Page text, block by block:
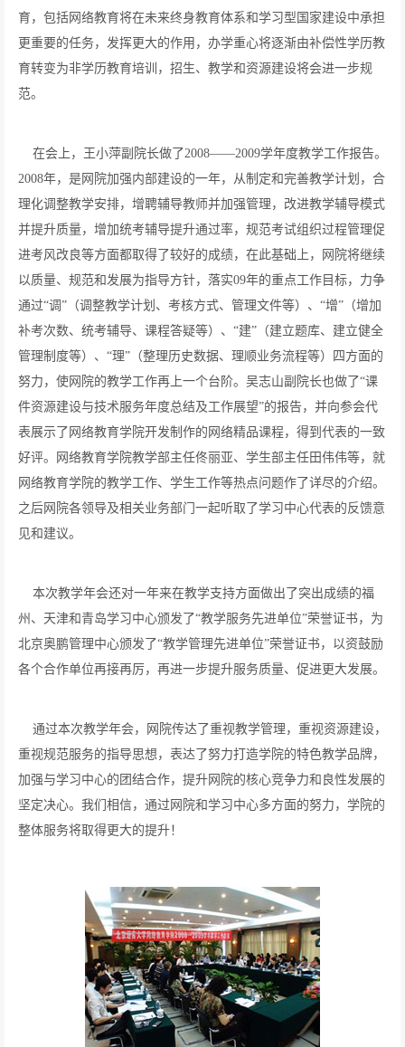
育，包括网络教育将在未来终身教育体系和学习型国家建设中承担
更重要的任务，发挥更大的作用，办学重心将逐渐由补偿性学历教
育转变为非学历教育培训，招生、教学和资源建设将会进一步规
范。
在会上，王小萍副院长做了2008——2009学年度教学工作报告。
2008年，是网院加强内部建设的一年，从制定和完善教学计划，合
理化调整教学安排，增聘辅导教师并加强管理，改进教学辅导模式
并提升质量，增加统考辅导提升通过率，规范考试组织过程管理促
进考风改良等方面都取得了较好的成绩，在此基础上，网院将继续
以质量、规范和发展为指导方针，落实09年的重点工作目标，力争
通过“调”（调整教学计划、考核方式、管理文件等）、“增”（增加
补考次数、统考辅导、课程答疑等）、“建”（建立题库、建立健全
管理制度等）、“理”（整理历史数据、理顺业务流程等）四方面的
努力，使网院的教学工作再上一个台阶。吴志山副院长也做了“课
件资源建设与技术服务年度总结及工作展望”的报告，并向参会代
表展示了网络教育学院开发制作的网络精品课程，得到代表的一致
好评。网络教育学院教学部主任佟丽亚、学生部主任田伟伟等，就
网络教育学院的教学工作、学生工作等热点问题作了详尽的介绍。
之后网院各领导及相关业务部门一起听取了学习中心代表的反馈意
见和建议。
本次教学年会还对一年来在教学支持方面做出了突出成绩的福
州、天津和青岛学习中心颁发了“教学服务先进单位”荣誉证书，为
北京奥鹏管理中心颁发了“教学管理先进单位”荣誉证书，以资鼓励
各个合作单位再接再厉，再进一步提升服务质量、促进更大发展。
通过本次教学年会，网院传达了重视教学管理，重视资源建设，
重视规范服务的指导思想，表达了努力打造学院的特色教学品牌，
加强与学习中心的团结合作，提升网院的核心竞争力和良性发展的
坚定决心。我们相信，通过网院和学习中心多方面的努力，学院的
整体服务将取得更大的提升！